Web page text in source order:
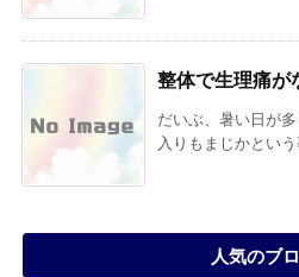
整体で生理痛が
だいぶ、暑い日が
入りもまじかとい
人気のブ